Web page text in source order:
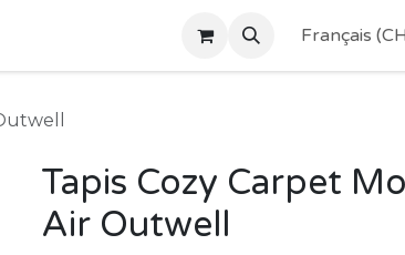
Français
Tapis Cozy Carpet
Air Outwell